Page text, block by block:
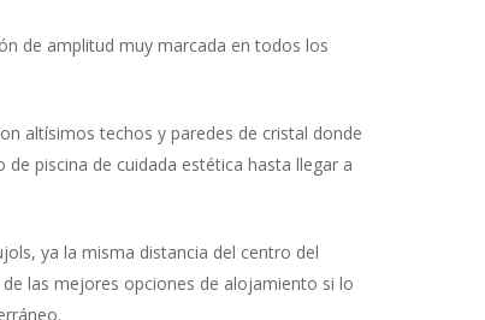
de amplitud muy marcada en todos los
altísimos techos y paredes de cristal donde
piscina de cuidada estética hasta llegar a
ya la misma distancia del centro del
las mejores opciones de alojamiento si lo